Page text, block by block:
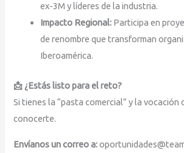
ex-3M y líderes de la industria.
Impacto Regional: Participa en
de renombre que transforman
Iberoamérica.
📩 ¿Estás listo para el reto?
Si tienes la “pasta comercial” y la vocación
conocerte.
Envíanos un correo a: